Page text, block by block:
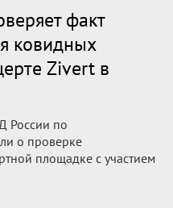
факт
ковидных
Zivert в
России по
о проверке
площадке с участием